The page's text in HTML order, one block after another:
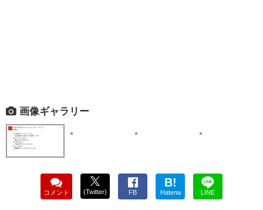
画像ギャラリー
コメント (Twitter) FB
B!
Hatena LINE